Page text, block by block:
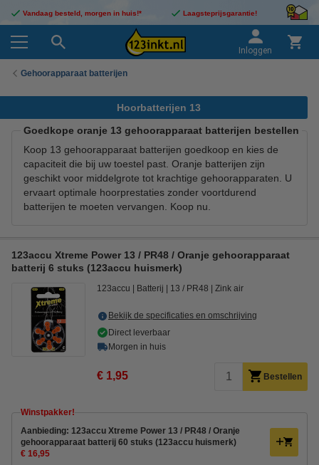
Vandaag besteld, morgen in huis!* Laagsteprijsgarantie!
Inloggen
Gehoorapparaat batterijen
Hoorbatterijen 13
Goedkope oranje 13 gehoorapparaat batterijen bestellen
Koop 13 gehoorapparaat batterijen goedkoop en kies de
capaciteit die bij uw toestel past. Oranje batterijen zijn
geschikt voor middelgrote tot krachtige gehoorapparaten. U
ervaart optimale hoorprestaties zonder voortdurend
batterijen te moeten vervangen. Koop nu.
123accu Xtreme Power 13 / PR48 / Oranje gehoorapparaat
batterij 6 stuks (123accu huismerk)
123accu Batterij 13 / PR48 Zink air
Bekijk de specificaties en omschrijving
Direct leverbaar
Morgen in huis
€ 1,95 Bestellen
Winstpakker!
Aanbieding: 123accu Xtreme Power 13 / PR48 / Oranje
gehoorapparaat batterij 60 stuks (123accu huismerk)
€ 16,95